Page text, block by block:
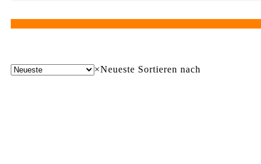
×Neueste Sortieren nach